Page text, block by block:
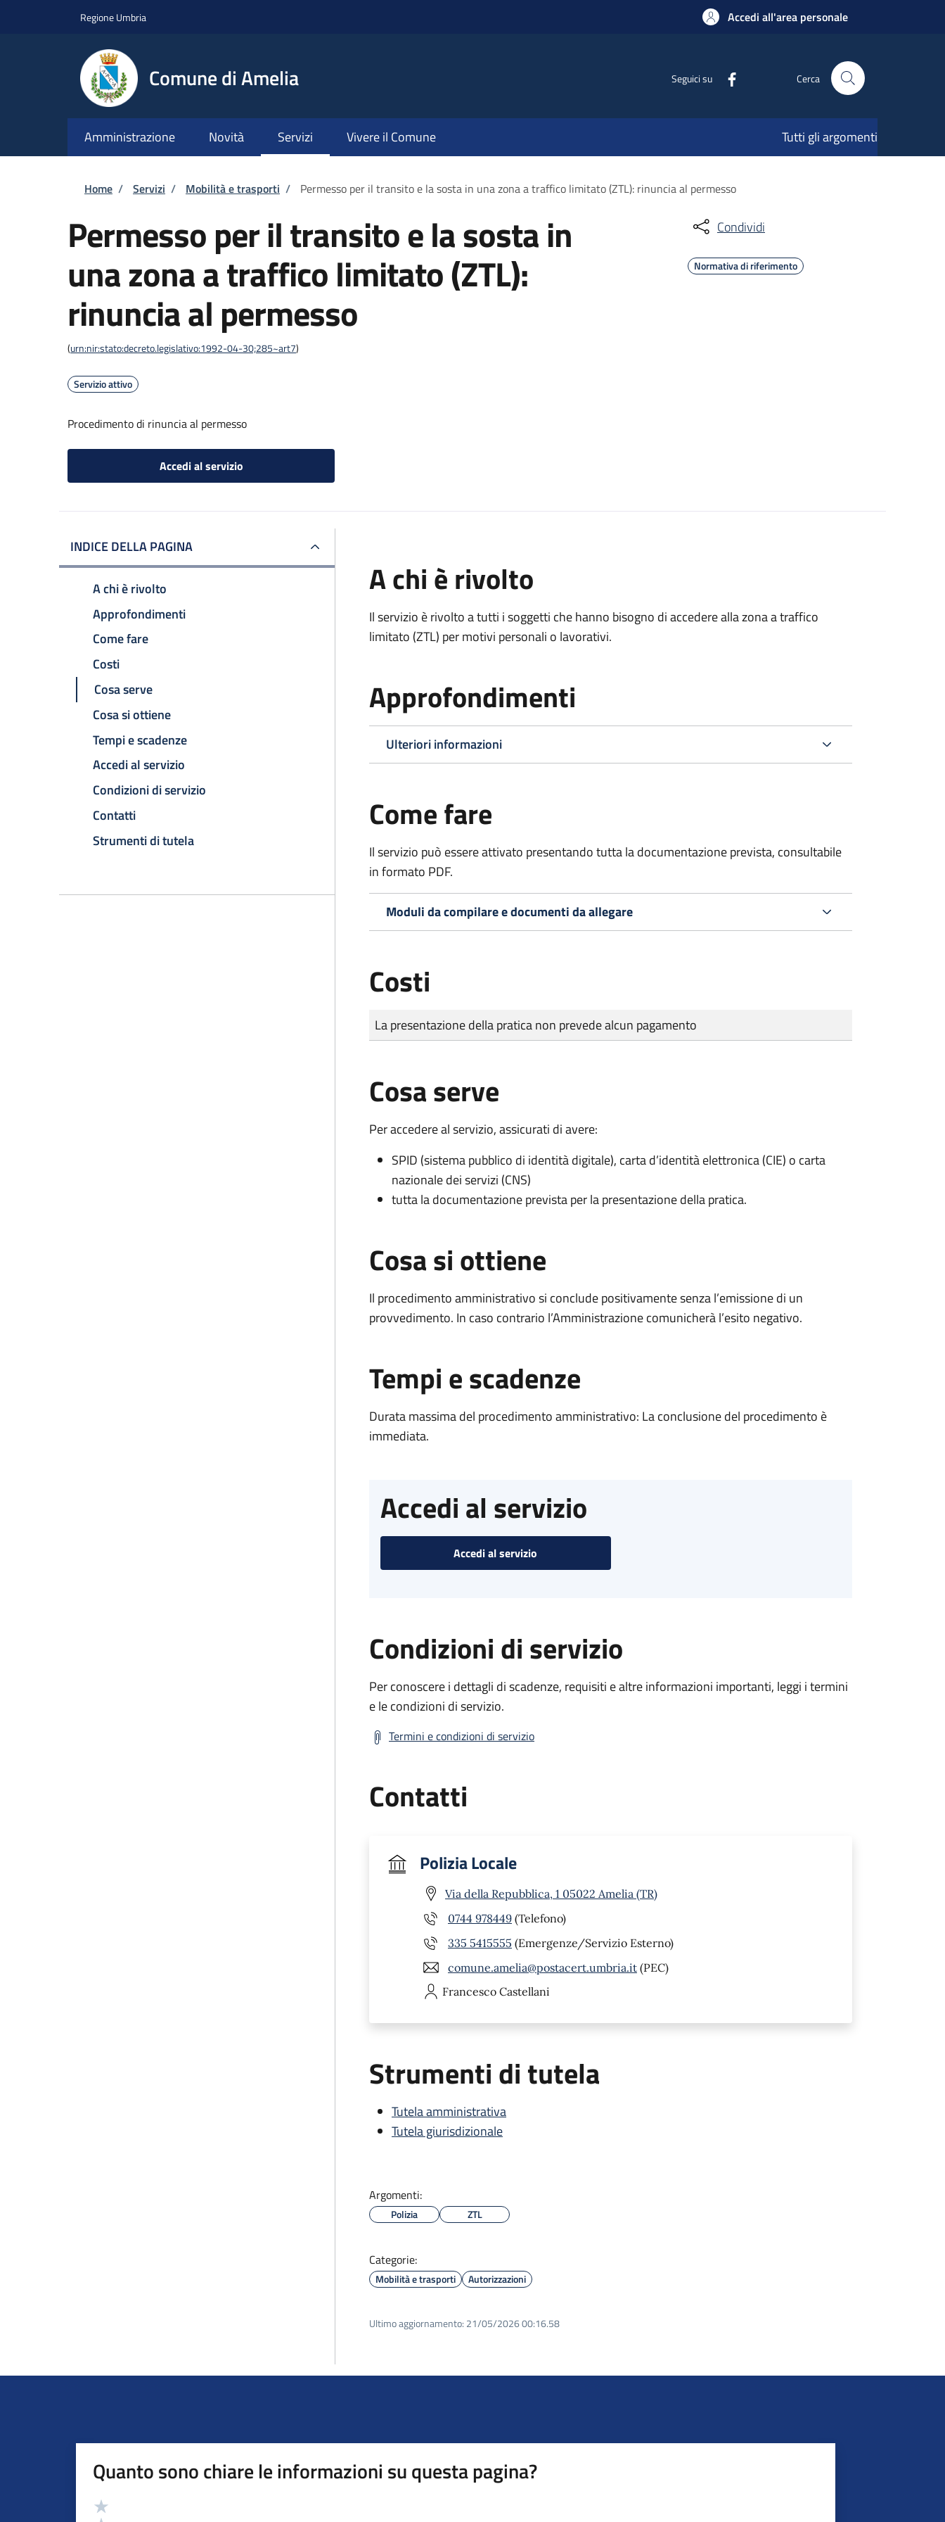
Regione Umbria Accedi all'area personale
Comune di Amelia Seguici su Cerca
Amministrazione Novità Servizi Vivere il Comune Tutti gli argomenti
Briciole di pane
Home / Servizi / Mobilità e trasporti / Permesso per il transito e la sosta in una zona a traffico limitato (ZTL): rinuncia al permesso
Permesso per il transito e la sosta in
una zona a traffico limitato (ZTL):
rinuncia al permesso
(urn:nir:stato:decreto.legislativo:1992-04-30;285~art7)
Servizio attivo
Procedimento di rinuncia al permesso
Accedi al servizio
Condividi
Normativa di riferimento
INDICE DELLA PAGINA
A chi è rivolto
Approfondimenti
Come fare
Costi
Cosa serve
Cosa si ottiene
Tempi e scadenze
Accedi al servizio
Condizioni di servizio
Contatti
Strumenti di tutela
A chi è rivolto
Il servizio è rivolto a tutti i soggetti che hanno bisogno di accedere alla zona a traffico
limitato (ZTL) per motivi personali o lavorativi.
Approfondimenti
Ulteriori informazioni
Come fare
Il servizio può essere attivato presentando tutta la documentazione prevista, consultabile
in formato PDF.
Moduli da compilare e documenti da allegare
Costi
Tipo di pagamento
Importo
La presentazione della pratica non prevede alcun pagamento
Cosa serve
Per accedere al servizio, assicurati di avere:
SPID (sistema pubblico di identità digitale), carta d’identità elettronica (CIE) o carta
nazionale dei servizi (CNS)
tutta la documentazione prevista per la presentazione della pratica.
Cosa si ottiene
Il procedimento amministrativo si conclude positivamente senza l’emissione di un
provvedimento. In caso contrario l’Amministrazione comunicherà l’esito negativo.
Tempi e scadenze
Durata massima del procedimento amministrativo: La conclusione del procedimento è
immediata.
Accedi al servizio
Accedi al servizio
Condizioni di servizio
Per conoscere i dettagli di scadenze, requisiti e altre informazioni importanti, leggi i termini
e le condizioni di servizio.
Termini e condizioni di servizio
Contatti
Polizia Locale
Via della Repubblica, 1 05022 Amelia (TR)
0744 978449 (Telefono)
335 5415555 (Emergenze/Servizio Esterno)
comune.amelia@postacert.umbria.it (PEC)
Francesco Castellani
Strumenti di tutela
Tutela amministrativa
Tutela giurisdizionale
Argomenti:
Polizia ZTL
Categorie:
Mobilità e trasporti Autorizzazioni
Ultimo aggiornamento: 21/05/2026 00:16.58
Quanto sono chiare le informazioni su questa pagina?
Valutazione